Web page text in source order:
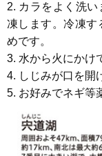
2. カラをよく洗
凍します。冷凍す
めです。
3. 水から火にかけ
4. しじみが口を開
5. お好みでネギ等